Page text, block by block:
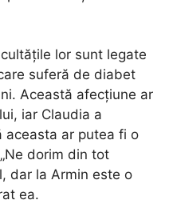
lor sunt legate
suferă de diabet
Această afecțiune ar
iar Claudia a
aceasta ar putea fi o
dorim din tot
dar la Armin este o
ea.